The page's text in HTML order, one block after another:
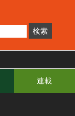
連載